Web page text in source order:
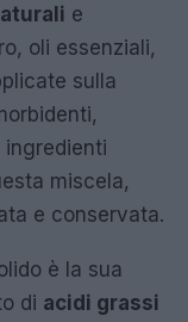
e
oli essenziali,
sulla
ingredienti
miscela,
e conservata.
è la sua
di acidi grassi